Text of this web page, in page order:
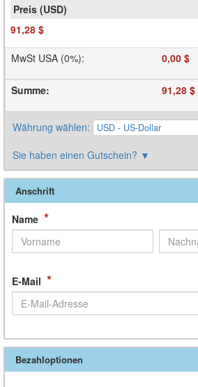
91,28 $
MwSt USA (0%): 0,00 $
Summe: 91,28 $
Währung wählen:
Sie haben einen Gutschein? ▼
Anschrift
Name *
E-Mail *
Bezahloptionen